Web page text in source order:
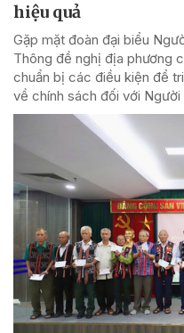
hiệu quả
Gặp mặt đoàn đại biểu
Thông đề nghị địa phương
chuẩn bị các điều kiện để
về chính sách đối với Người